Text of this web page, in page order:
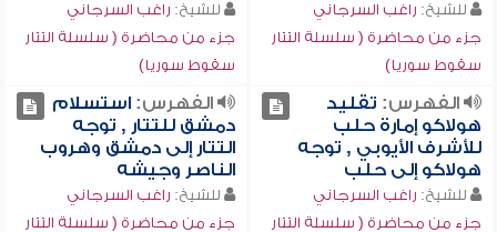
للشيخ: راغب السرجاني
جزء من محاضرة ( سلسلة التتار
سقوط سوريا)
للشيخ: راغب السرجاني
جزء من محاضرة ( سلسلة التتار
سقوط سوريا)
الفهرس: تقليد
هولاكو إمارة حلب
للأشرف الأيوبي , توجه
هولاكو إلى حلب
للشيخ: راغب السرجاني
جزء من محاضرة ( سلسلة التتار
الفهرس:استسلام
دمشق للتتار , توجه
التتار إلى دمشق وهروب
الناصر وجيشه
للشيخ: راغب السرجاني
جزء من محاضرة ( سلسلة التتار